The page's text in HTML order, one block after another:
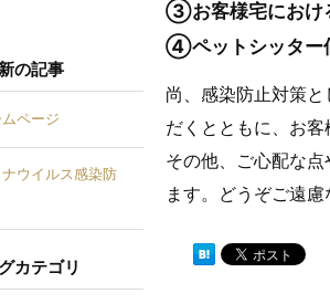
③お客様宅におけ
④ペットシッター
尚、感染防止対策
だくとともに、お
その他、ご心配な
ます。 どうぞご遠慮
の記事
ページ
ウイルス感染防
カテゴリ